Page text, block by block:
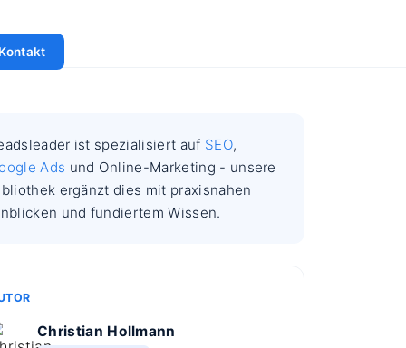
ist spezialisiert auf SEO,
Ads und Online-Marketing - unsere
ergänzt dies mit praxisnahen
und fundiertem Wissen.
Christian Hollmann